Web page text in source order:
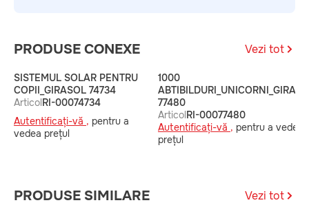
PRODUSE CONEXE Vezi tot
SISTEMUL SOLAR PENTRU
COPII_GIRASOL 74734
ArticolRI-00074734
Autentificați-vă , pentru a
vedea prețul
1000
77480
ArticolRI-00077480
Autentificați-vă , pentru a vedea
prețul
PRODUSE SIMILARE Vezi tot